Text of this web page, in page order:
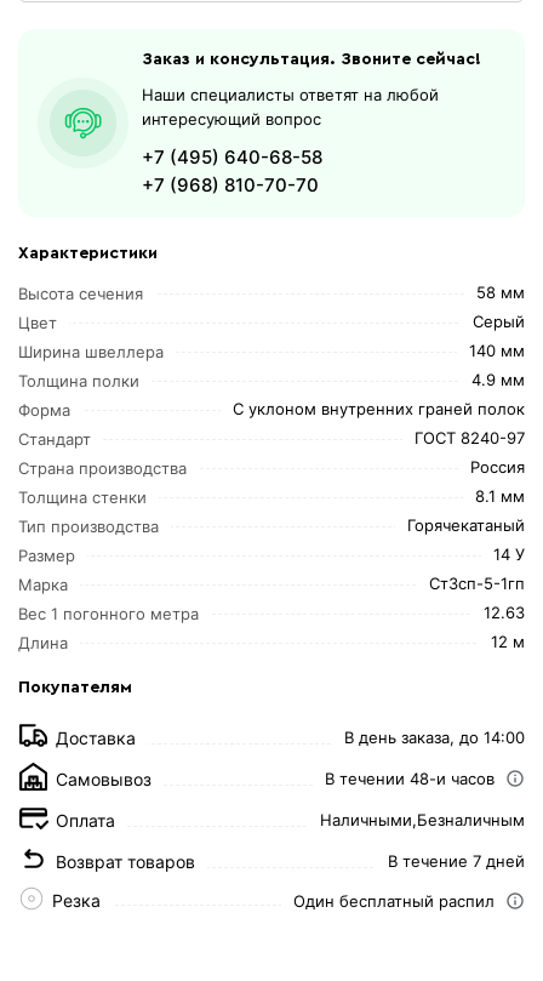
Характеристики
Высота сечения
58 мм
Цвет
Серый
Ширина швеллера
140 мм
Толщина полки
4.9 мм
Форма
С уклоном внутренних граней полок
Стандарт
ГОСТ 8240-97
Страна производства
Россия
Толщина стенки
8.1 мм
Тип производства
Горячекатаный
Размер
14 У
Марка
Cт3сп-5-1гп
Вес 1 погонного метра
12.63
Длина
12 м
Покупателям
Доставка В день заказа, до 14:00
Самовывоз В течении 48-и часов
Оплата Наличными,Безналичным
Возврат товаров В течение 7 дней
Резка Один бесплатный распил
Заказ и консультация. Звоните сейчас!
Наши специалисты ответят на любой
интересующий вопрос
+7 (495) 640-68-58
+7 (968) 810-70-70